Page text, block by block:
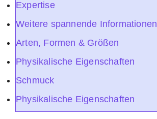
Expertise
Weitere spannende Informationen
Arten, Formen & Größen
Physikalische Eigenschaften
Schmuck
Physikalische Eigenschaften